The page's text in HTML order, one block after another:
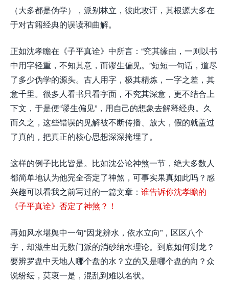
（大多都是伪学），派别林立，彼此攻讦，其根源大多在
于对古籍经典的误读和曲解。
正如沈孝瞻在《子平真诠》中所言：“究其缘由，一则以书
中用字轻重，不知其意，而谬生偏见。”短短一句话，道尽
了多少伪学的源头。古人用字，极其精炼，一字之差，其
意千里。很多人看书只看字面，不究其深意，更不结合上
下文，于是便“谬生偏见”，用自己的想象去解释经典。久
而久之，这些错误的见解被不断传播、放大，假的就盖过
了真的，把真正的核心思想深深掩埋了。
这样的例子比比皆是。比如沈公论神煞一节，绝大多数人
都简单地认为他完全否定了神煞，可事实果真如此吗？感
兴趣可以看我之前写过的一篇文章： 谁告诉你沈孝瞻的
《子平真诠》否定了神煞？！
再如风水堪舆中一句“因龙辨水，依水立向”，区区八个
字，却滋生出无数门派的消砂纳水理论。到底如何测龙？
要辨罗盘中天地人哪个盘的水？立的又是哪个盘的向？众
说纷纭，莫衷一是，混乱到难以名状。